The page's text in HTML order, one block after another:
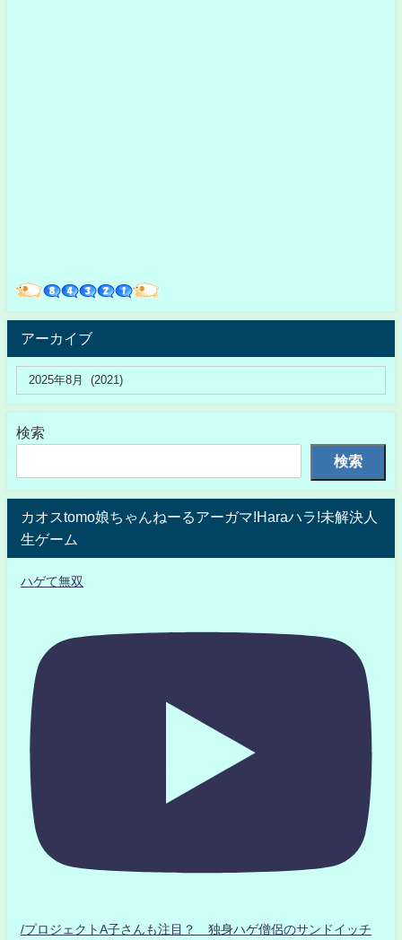
アーカイブ
検索
検索
カオスtomo娘ちゃんねーるアーガマ!Haraハラ!未解決人
生ゲーム
ハゲて無双
/プロジェクトA子さんも注目？ 独身ハゲ僧侶のサンドイッチ